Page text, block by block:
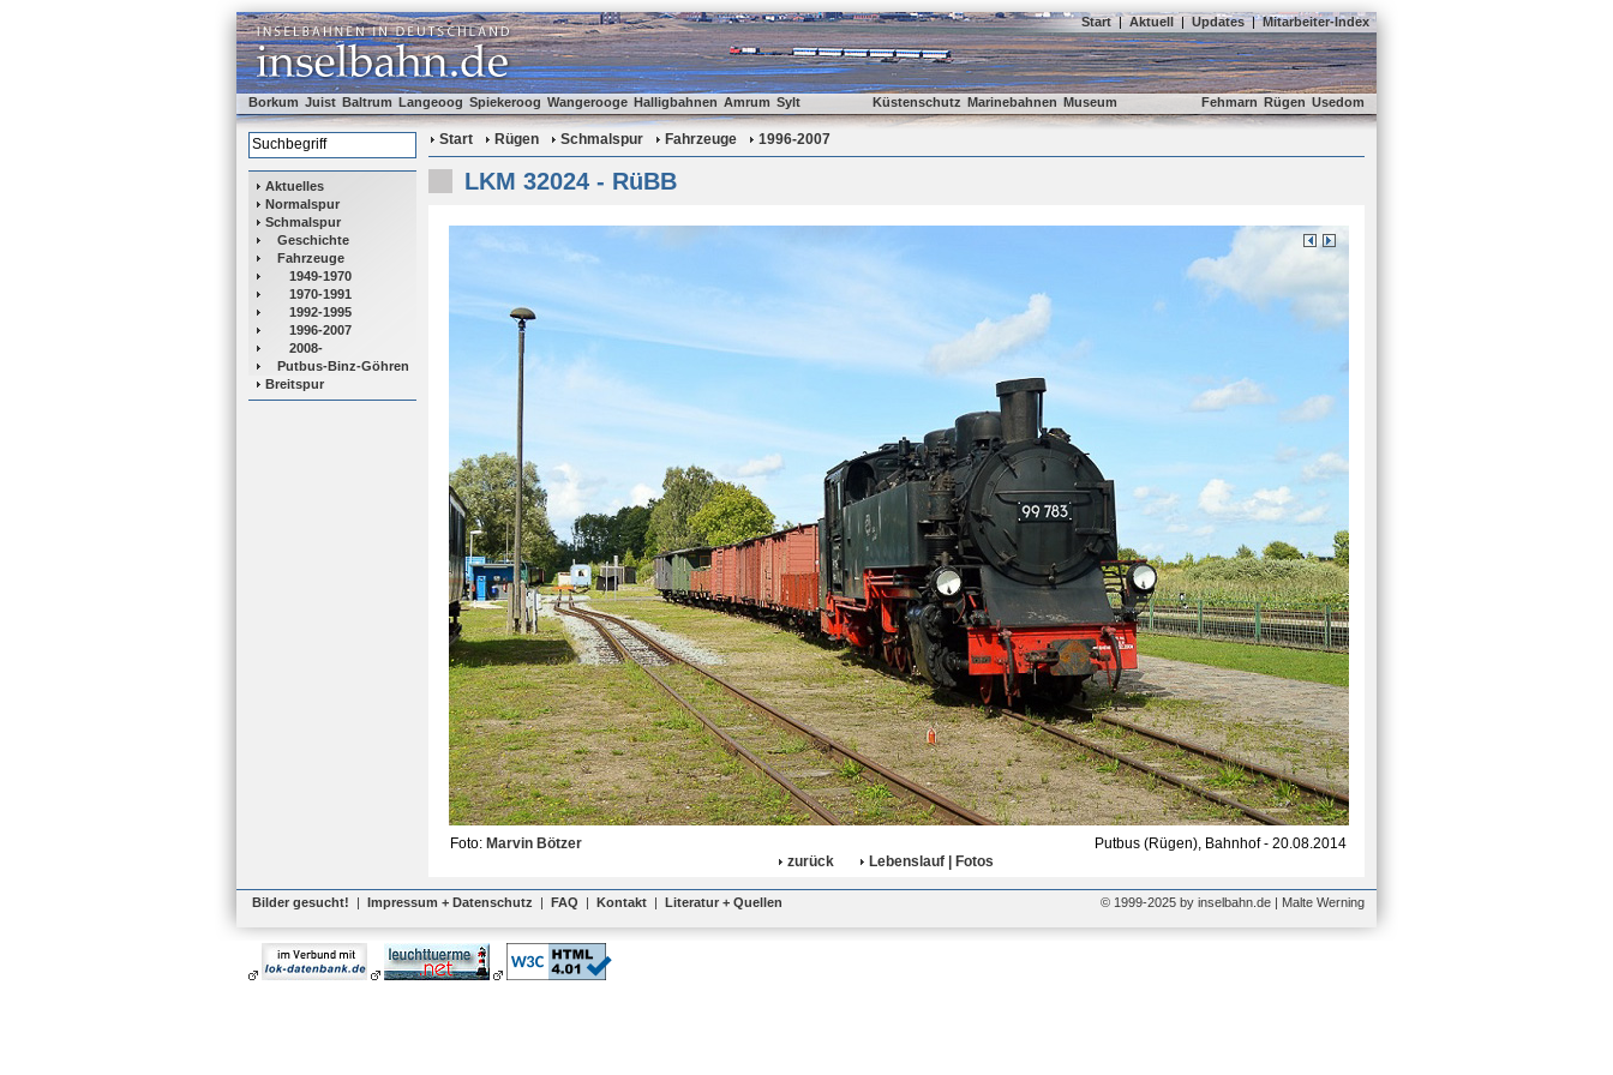
Start | Aktuell | Updates | Mitarbeiter-Index
Borkum Juist Baltrum Langeoog Spiekeroog Wangerooge Halligbahnen Amrum Sylt Küstenschutz Marinebahnen Museum Fehmarn Rügen Usedom
Aktuelles
Normalspur
Schmalspur
Geschichte
Fahrzeuge
1949-1970
1970-1991
1992-1995
1996-2007
2008-
Putbus-Binz-Göhren
Breitspur
Start Rügen Schmalspur Fahrzeuge 1996-2007
LKM 32024 - RüBB
Foto: Marvin Bötzer
Putbus (Rügen), Bahnhof - 20.08.2014
zurück
Lebenslauf | Fotos
Bilder gesucht! | Impressum + Datenschutz | FAQ | Kontakt | Literatur + Quellen © 1999-2025 by inselbahn.de | Malte Werning